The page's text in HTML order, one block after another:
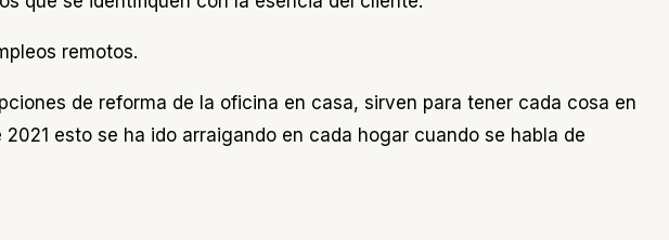
remotos.
de reforma de la oficina en casa, sirven para tener cada cosa en
esto se ha ido arraigando en cada hogar cuando se habla de